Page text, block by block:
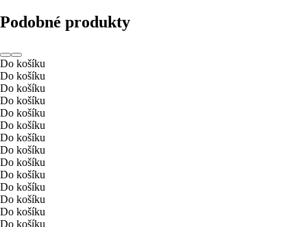
Podobné produkty
Do košíku
Do košíku
Do košíku
Do košíku
Do košíku
Do košíku
Do košíku
Do košíku
Do košíku
Do košíku
Do košíku
Do košíku
Do košíku
Do košíku